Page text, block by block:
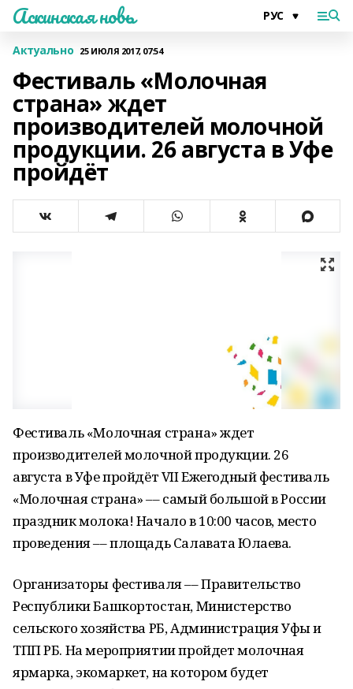
Аскинская новь
Актуально 25 ИЮЛЯ 2017, 07:54
Фестиваль «Молочная
страна» ждет
производителей молочной
продукции. 26 августа в Уфе
пройдёт
Фестиваль «Молочная страна» ждет
производителей молочной продукции. 26
августа в Уфе пройдёт VII Ежегодный фестиваль
«Молочная страна» –– самый большой в России
праздник молока! Начало в 10:00 часов, место
проведения –– площадь Салавата Юлаева.
Организаторы фестиваля –– Правительство
Республики Башкортостан, Министерство
сельского хозяйства РБ, Администрация Уфы и
ТПП РБ. На мероприятии пройдет молочная
ярмарка, экомаркет, на котором будет